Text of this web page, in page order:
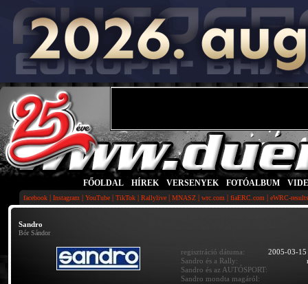
FŐOLDAL HÍREK VERSENYEK FOTÓALBUM
facebook | Instagram | YouTube | TikTok | Rallylive | MNASZ | wrc.com | fiaERC.com | eWRC-
Sandro
Bór Sándor
regisztráció dátuma:
2005-03-
Sandro és a Rally:
Sandro és az AUTÓSPORT:
Sandro mondta magáról: